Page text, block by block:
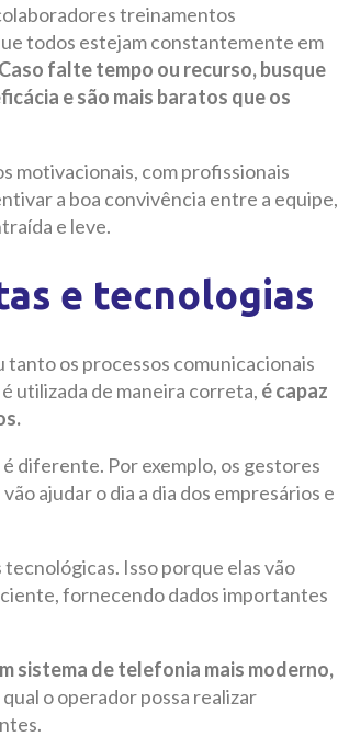
treinamentos
todos estejam constantemente em
Caso falte tempo ou recurso, busque
e são mais baratos que os
motivacionais, com profissionais
a boa convivência entre a equipe,
e leve.
e tecnologias
os processos comunicacionais
utilizada de maneira correta, é capaz
diferente. Por exemplo, os gestores
ajudar o dia a dia dos empresários e
Isso porque elas vão
fornecendo dados importantes
sistema de telefonia mais moderno,
o operador possa realizar